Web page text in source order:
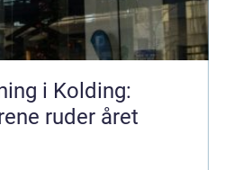
i Kolding:
ruder året